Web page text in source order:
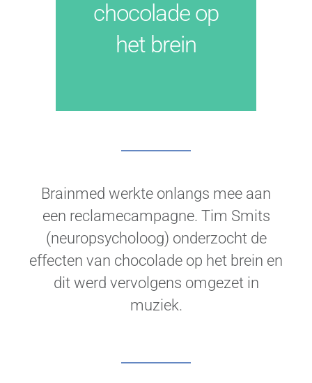
chocolade op
het brein
Brainmed werkte onlangs mee aan
een reclamecampagne. Tim Smits
(neuropsycholoog) onderzocht de
effecten van chocolade op het brein en
dit werd vervolgens omgezet in
muziek.